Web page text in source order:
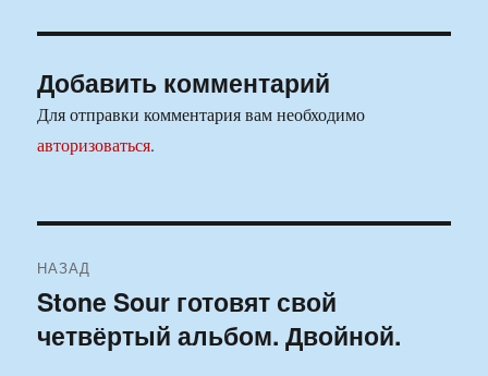
Добавить комментарий
Для отправки комментария вам необходимо
авторизоваться.
по
записям
НАЗАД
Предыдущая
запись:
Stone Sour готовят свой
четвёртый альбом. Двойной.